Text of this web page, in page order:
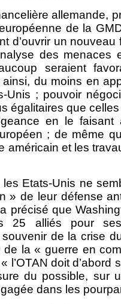
allemande,
de la
d’ouvrir un
des menaces
seraient
du moins en
Unis ; pouvoir
égalitaires que
en le
; de même
américain et les
Etats-Unis ne
» de leur défense
précisé que
25 alliés pour
de la crise
de la « guerre en
l’OTAN doit d’abord
du possible, sur
dans les